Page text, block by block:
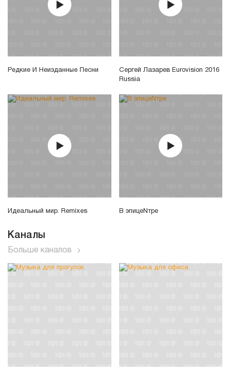
Редкие И Неизданные Песни
Сергей Лазарев Eurovision 2016
Russia
Идеальный мир. Remixes В эпицеNтре
Каналы
Больше каналов